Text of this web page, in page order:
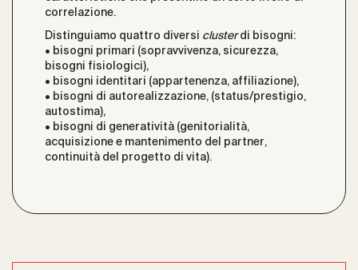
correlazione.
Distinguiamo quattro diversi clusterdi bisogni:
• bisogni primari (sopravvivenza, sicurezza,
bisogni fisiologici),
• bisogni identitari (appartenenza, affiliazione),
• bisogni di autorealizzazione, (status/prestigio,
autostima),
• bisogni di generatività (genitorialità,
acquisizione e mantenimento del partner,
continuità del progetto di vita).